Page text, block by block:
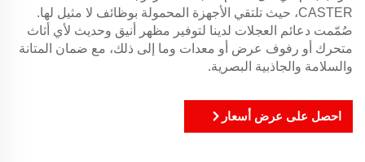
CASTER، حيث تلتقي الأجهزة المحمولة بوظائف لا مثيل لها.
صُمّمت دعائم العجلات لدينا لتوفير مظهر أنيق وحديث لأي أثاث
متحرك أو رفوف عرض أو معدات وما إلى ذلك، مع ضمان المتانة
والسلامة والجاذبية البصرية.
احصل على عرض أسعار